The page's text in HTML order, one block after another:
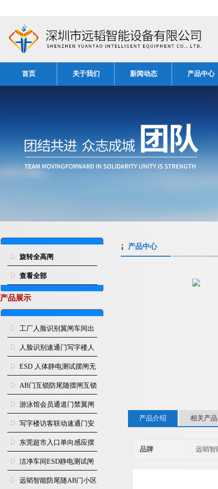
首页 关于我们 新闻动态 产品中心
旋转全高闸
查看全部
产品展示
工厂人脸识别翼闸车间出
入口人行通道门禁
人脸识别速通门写字楼人
行通道闸门禁设备
ESD 人体静电测试摆闸无
尘车间防静电闸机
AB门互锁防尾随摆闸互锁
闸机
游泳馆会员通道门禁翼闸
写字楼访客联动速通门安
装
东莞超市入口单向感应摆
闸安装
洁净车间ESD静电测试闸
机
远韬智能防尾随AB门小区
产品中心
产品介绍 相关产品
品牌 远韬智